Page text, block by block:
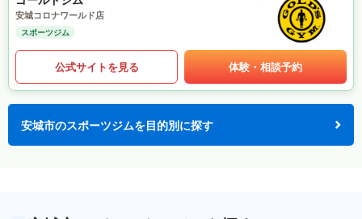
安城コロナワールド店
スポーツジム
公式サイトを見る 体験・相談予約
安城市のスポーツジムを目的別に探す